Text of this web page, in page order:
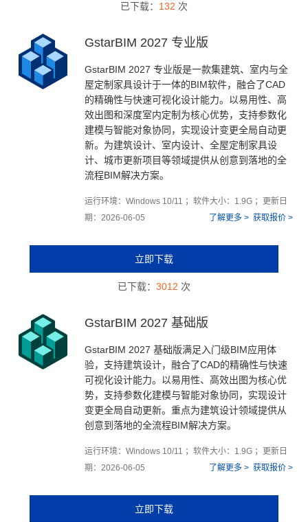
已下载： 132 次
GstarBIM 2027 专业版
GstarBIM 2027 专业版是一款集建筑、室内与全
屋定制家具设计于一体的BIM软件，融合了CAD
的精确性与快速可视化设计能力。以易用性、高
效出图和深度室内定制为核心优势，支持参数化
建模与智能对象协同，实现设计变更全局自动更
新。为建筑设计、室内设计、全屋定制家具设
计、城市更新项目等领域提供从创意到落地的全
流程BIM解决方案。
运行环境：Windows 10/11 ；软件大小：1.9G ；更新日
期：2026-06-05
获取报价 >
了解更多 >
立即下载
已下载： 3012 次
GstarBIM 2027 基础版
GstarBIM 2027 基础版满足入门级BIM应用体
验，支持建筑设计，融合了CAD的精确性与快速
可视化设计能力。以易用性、高效出图为核心优
势，支持参数化建模与智能对象协同，实现设计
变更全局自动更新。重点为建筑设计领域提供从
创意到落地的全流程BIM解决方案。
运行环境：Windows 10/11 ；软件大小：1.9G ；更新日
期：2026-06-05
获取报价 >
了解更多 >
立即下载